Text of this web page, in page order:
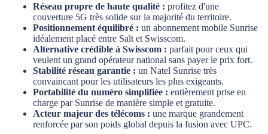
Réseau propre de haute qualité : profitez d'une
couverture 5G très solide sur la majorité du territoire.
Positionnement équilibré : un abonnement mobile Sunrise
idéalement placé entre Salt et Swisscom.
Alternative crédible à Swisscom : parfait pour ceux qui
veulent un grand opérateur national sans payer le prix fort.
Stabilité réseau garantie : un Natel Sunrise très
convaincant pour les utilisateurs les plus exigeants.
Portabilité du numéro simplifiée : entièrement prise en
charge par Sunrise de manière simple et gratuite.
Acteur majeur des télécoms : une marque grandement
renforcée par son poids global depuis la fusion avec UPC.